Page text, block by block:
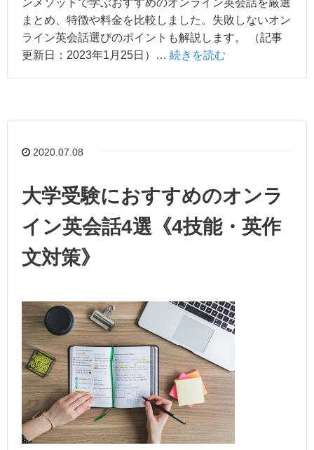
ンメソッドで学ぶおすすめのオンライン英会話を厳選
まとめ、特徴や料金を比較しました。失敗しないオン
ライン英会話選びのポイントも解説します。 （記事
更新日：2023年1月25日）… 続きを読む
2020.07.08
大学受験におすすめのオンラ
イン英会話4選《4技能・英作
文対策》